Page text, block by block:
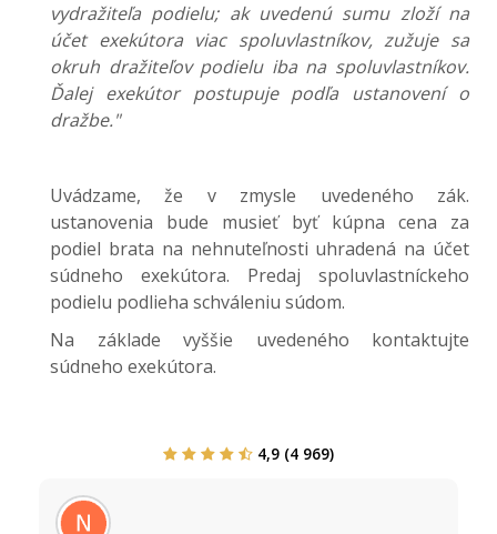
vydražiteľa podielu; ak uvedenú sumu zloží na
účet exekútora viac spoluvlastníkov, zužuje sa
okruh dražiteľov podielu iba na spoluvlastníkov.
Ďalej exekútor postupuje podľa ustanovení o
dražbe."
Uvádzame, že v zmysle uvedeného zák.
ustanovenia bude musieť byť kúpna cena za
podiel brata na nehnuteľnosti uhradená na účet
súdneho exekútora. Predaj spoluvlastníckeho
podielu podlieha schváleniu súdom.
Na základe vyššie uvedeného kontaktujte
súdneho exekútora.
4,9 (4 969)